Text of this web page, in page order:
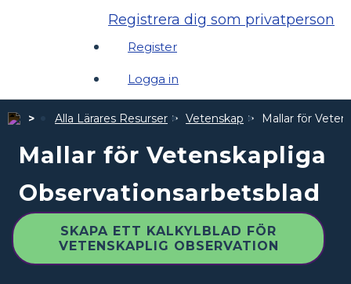
Registrera dig som privatperson
Register
Logga in
Alla Lärares Resurser Vetenskap Mallar för
Mallar för Vetenskapliga
Observationsarbetsblad
SKAPA ETT KALKYLBLAD FÖR
VETENSKAPLIG OBSERVATION